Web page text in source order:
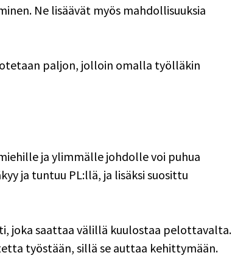
Ne lisäävät myös mahdollisuuksia
paljon, jolloin omalla työlläkin
ja ylimmälle johdolle voi puhua
ja tuntuu PL:llä, ja lisäksi suosittu
joka saattaa välillä kuulostaa pelottavalta.
työstään, sillä se auttaa kehittymään.